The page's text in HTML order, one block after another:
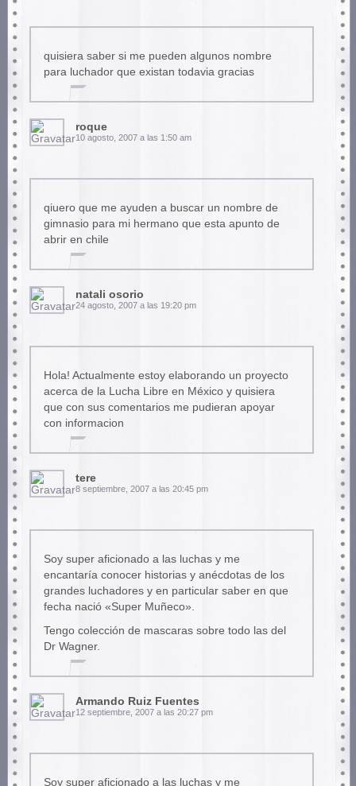
quisiera saber si me pueden algunos nombre
para luchador que existan todavia gracias
roque
10 agosto, 2007 a las 1:50 am
qiuero que me ayuden a buscar un nombre de
gimnasio para mi hermano que esta apunto de
abrir en chile
natali osorio
24 agosto, 2007 a las 19:20 pm
Hola! Actualmente estoy elaborando un proyecto
acerca de la Lucha Libre en México y quisiera
que con sus comentarios me pudieran apoyar
con informacion
tere
8 septiembre, 2007 a las 20:45 pm
Soy super aficionado a las luchas y me
encantaría conocer historias y anécdotas de los
grandes luchadores y en particular saber en que
fecha nació «Super Muñeco».
Tengo colección de mascaras sobre todo las del
Dr Wagner.
Armando Ruiz Fuentes
12 septiembre, 2007 a las 20:27 pm
Soy super aficionado a las luchas y me